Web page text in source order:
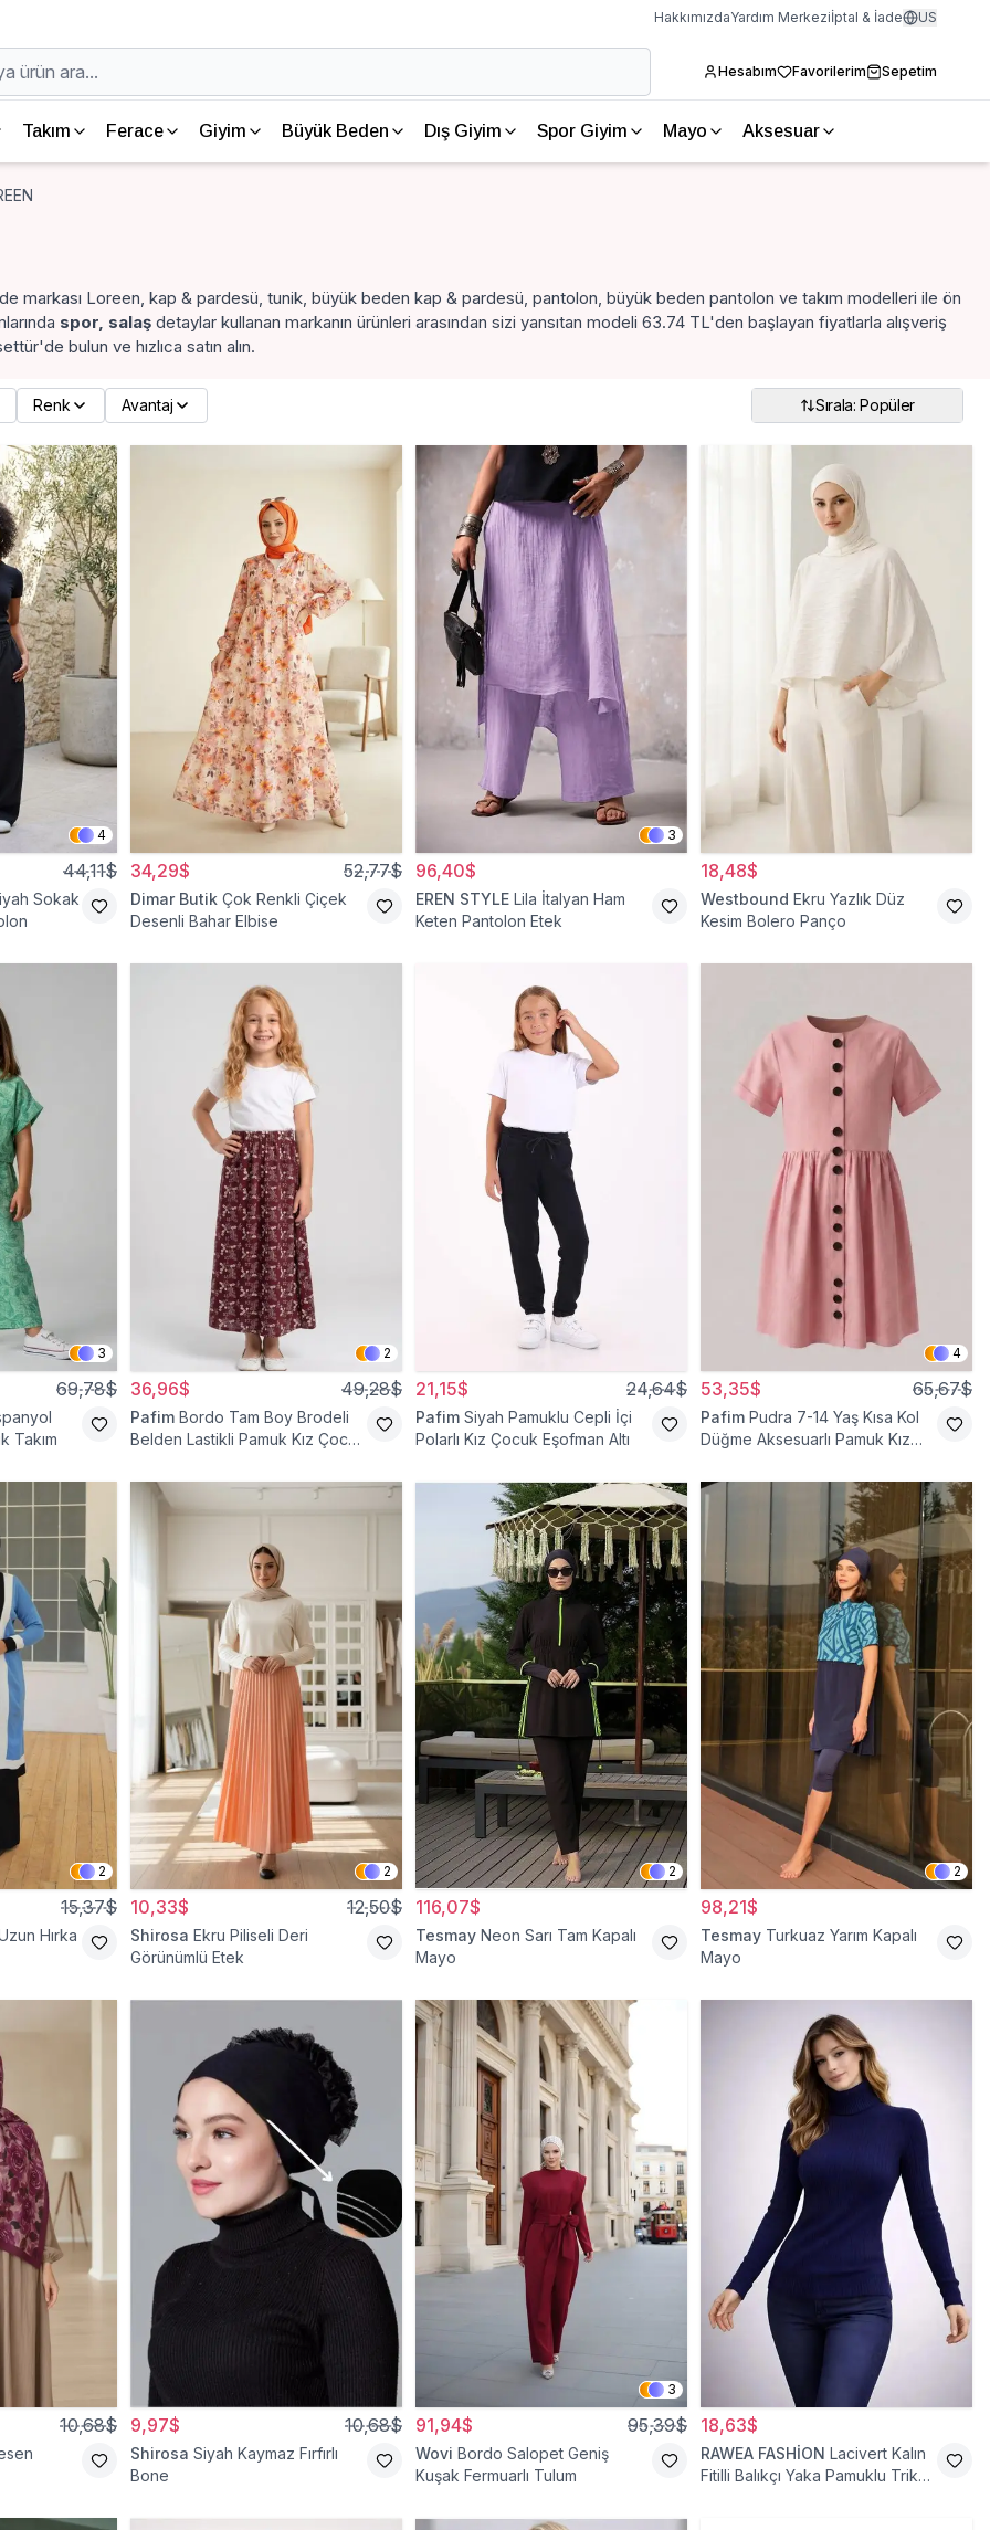
HakkımızdaYardım Merkeziİptal & İade US
Hesabım Favorilerim Sepetim
Takım Ferace Giyim Büyük Beden Dış Giyim Spor Giyim Mayo Aksesuar
markası Loreen, kap & pardesü, tunik, büyük beden kap & pardesü, pantolon, büyük beden pantolon ve takım modelleri ile ön
spor, salaş detaylar kullanan markanın ürünleri arasından sizi yansıtan modeli 63.74 TL'den başlayan fiyatlarla alışveriş
bulun ve hızlıca satın alın.
Renk Avantaj Sırala: Popüler
4
44,11$
Sokak
34,29$ 52,77$
Dimar Butik Çok Renkli Çiçek
Desenli Bahar Elbise
3
96,40$
EREN STYLE Lila İtalyan Ham
Keten Pantolon Etek
18,48$
Westbound Ekru Yazlık Düz
Kesim Bolero Panço
3
69,78$
Takım
2
36,96$ 49,28$
Pafim Bordo Tam Boy Brodeli
Belden Lastikli Pamuk Kız Çocuk
21,15$ 24,64$
Pafim Siyah Pamuklu Cepli İçi
Polarlı Kız Çocuk Eşofman Altı
4
53,35$ 65,67$
Pafim Pudra 7-14 Yaş Kısa Kol
Düğme Aksesuarlı Pamuk Kız
2
15,37$
Hırka
2
10,33$ 12,50$
Shirosa Ekru Piliseli Deri
Görünümlü Etek
2
116,07$
Tesmay Neon Sarı Tam Kapalı
Mayo
2
98,21$
Tesmay Turkuaz Yarım Kapalı
Mayo
10,68$ 9,97$ 10,68$
Shirosa Siyah Kaymaz Fırfırlı
Bone
3
91,94$ 95,39$
Wovi Bordo Salopet Geniş
Kuşak Fermuarlı Tulum
18,63$
RAWEA FASHİON Lacivert Kalın
Fitilli Balıkçı Yaka Pamuklu Triko